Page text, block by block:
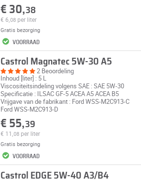
€ 30,38
€ 6, 08 per liter
Gratis bezorging
VOORRAAD
Castrol Magnatec 5W-30 A5
2 Beoordeling
Inhoud [liter] : 5 L
Viscositeitsindeling volgens SAE : SAE 5W-30
Specificatie : ILSAC GF-5 ACEA A5 ACEA B5
Vrijgave van de fabrikant : Ford WSS-M2C913-C
Ford WSS-M2C913-D
€ 55,39
€ 11, 08 per liter
Gratis bezorging
VOORRAAD
Castrol EDGE 5W-40 A3/B4